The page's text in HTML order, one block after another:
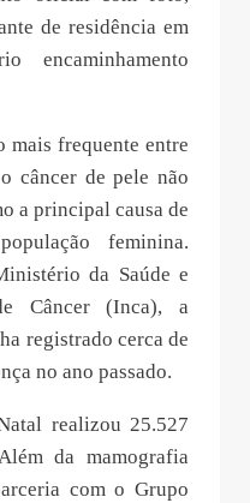
de residência em
encaminhamento
mais frequente entre
câncer de pele não
a principal causa de
feminina.
da Saúde e
Câncer (Inca), a
registrado cerca de
no ano passado.
realizou 25.527
da mamografia
com o Grupo